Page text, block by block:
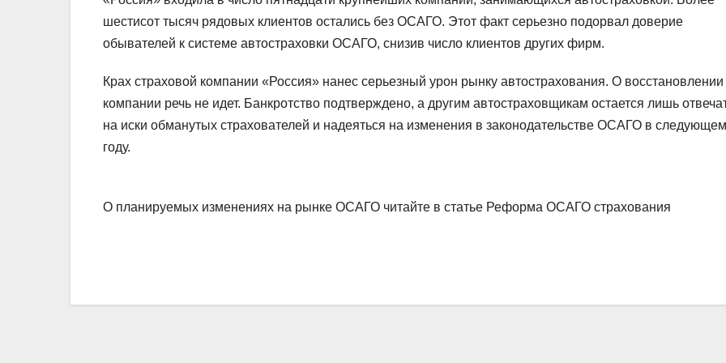
шестисот тысяч рядовых клиентов остались без ОСАГО. Этот факт серьезно подорвал доверие
обывателей к системе автостраховки ОСАГО, снизив число клиентов других фирм.
Крах страховой компании «Россия» нанес серьезный урон рынку автострахования. О восстановлении
компании речь не идет. Банкротство подтверждено, а другим автостраховщикам остается лишь
на иски обманутых страхователей и надеяться на изменения в законодательстве ОСАГО в следующем
году.
О планируемых изменениях на рынке ОСАГО читайте в статье Реформа ОСАГО страхования